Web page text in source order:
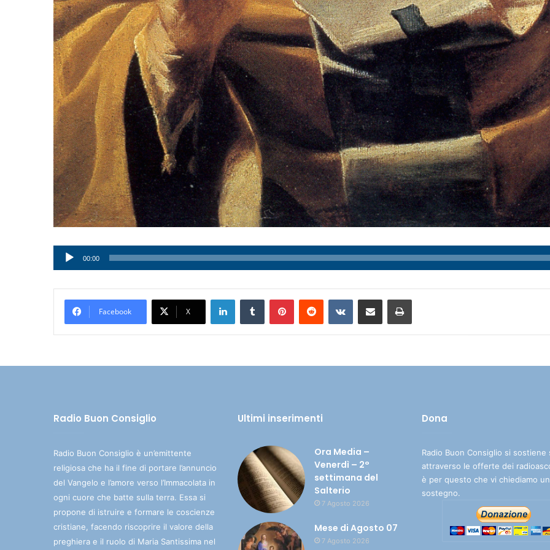
Audio
Player
00:00
Facebook X
Radio Buon Consiglio
Radio Buon Consiglio è un’emittente
religiosa che ha il fine di portare l’annuncio
del Vangelo e l’amore verso l’Immacolata in
ogni cuore che batte sulla terra. Essa si
propone di istruire e formare le coscienze
cristiane, facendo riscoprire il valore della
preghiera e il ruolo di Maria Santissima nel
Ultimi inserimenti
Ora Media –
Venerdì – 2°
settimana del
Salterio
7 Agosto 2026
Mese di Agosto 07
7 Agosto 2026
Dona
Radio Buon Consiglio si sostiene
attraverso le offerte dei
è per questo che vi chiediamo un
sostegno.